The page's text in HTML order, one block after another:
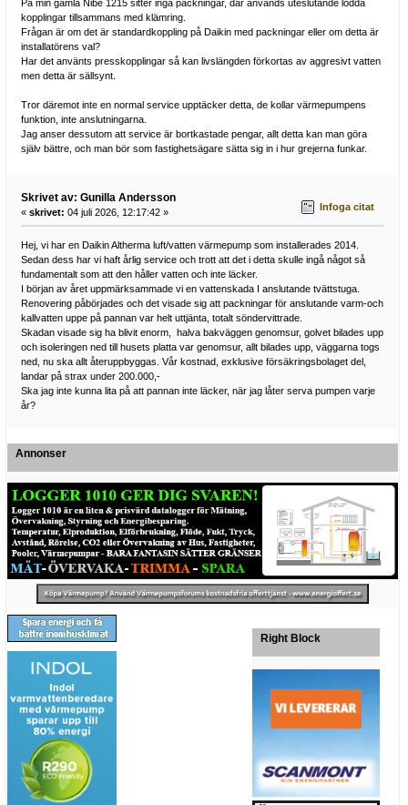
På min gamla Nibe 1215 sitter inga packningar, där används uteslutande lödda
kopplingar tillsammans med klämring.
Frågan är om det är standardkoppling på Daikin med packningar eller om detta är
installatörens val?
Har det använts presskopplingar så kan livslängden förkortas av aggresivt vatten
men detta är sällsynt.
Tror däremot inte en normal service upptäcker detta, de kollar värmepumpens
funktion, inte anslutningarna.
Jag anser dessutom att service är bortkastade pengar, allt detta kan man göra
själv bättre, och man bör som fastighetsägare sätta sig in i hur grejerna funkar.
Skrivet av: Gunilla Andersson
« skrivet: 04 juli 2026, 12:17:42 » Infoga citat
Hej, vi har en Daikin Altherma luft/vatten värmepump som installerades 2014.
Sedan dess har vi haft årlig service och trott att det i detta skulle ingå något så
fundamentalt som att den håller vatten och inte läcker.
I början av året uppmärksammade vi en vattenskada I anslutande tvättstuga.
Renovering påbörjades och det visade sig att packningar för anslutande varm-och
kallvatten uppe på pannan var helt uttjänta, totalt söndervittrade.
Skadan visade sig ha blivit enorm, halva bakväggen genomsur, golvet bilades upp
och isoleringen ned till husets platta var genomsur, allt bilades upp, väggarna togs
ned, nu ska allt återuppbyggas. Vår kostnad, exklusive försäkringsbolaget del,
landar på strax under 200.000,-
Ska jag inte kunna lita på att pannan inte läcker, när jag låter serva pumpen varje
år?
Annonser
Right Block